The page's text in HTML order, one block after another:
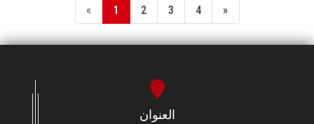
« 1 2 3 4 »
العنوان